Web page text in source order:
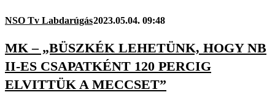
NSO Tv Labdarúgás2023.05.04. 09:48
MK – „BÜSZKÉK LEHETÜNK, HOGY NB
II-ES CSAPATKÉNT 120 PERCIG
ELVITTÜK A MECCSET”